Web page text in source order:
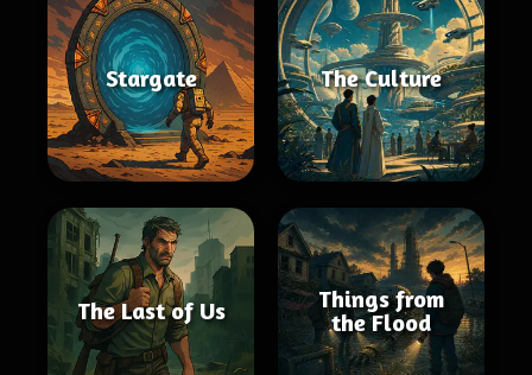
Stargate The Culture
The Last of Us
Things from
the Flood